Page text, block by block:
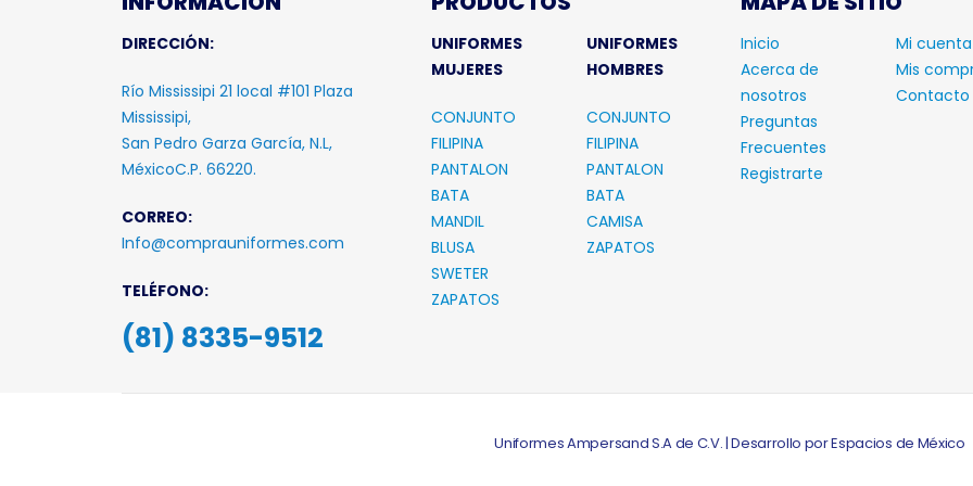
Río Mississipi 21 local #101 Plaza
San Pedro Garza García, N.L,
MéxicoC.P. 66220.
CORREO:
TELÉFONO:
(81) 8335-9512
CONJUNTO
PANTALON
BATA
MANDIL
BLUSA
SWETER
ZAPATOS
CONJUNTO
PANTALON
BATA
CAMISA
ZAPATOS
nosotros
Preguntas
Frecuentes
Registrarte
Contacto
Uniformes Ampersand S.A de C.V. | Desarrollo por Espacios de México